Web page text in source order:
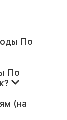
По
По
(на